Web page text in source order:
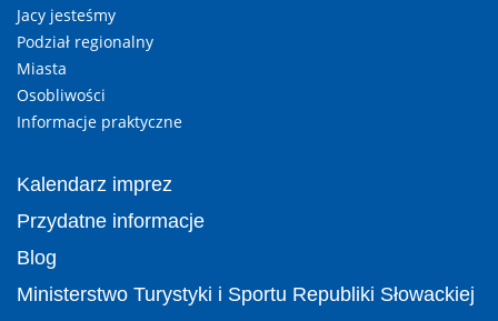
Jacy jesteśmy
Podział regionalny
Miasta
Osobliwości
Informacje praktyczne
Kalendarz imprez
Przydatne informacje
Blog
Ministerstwo Turystyki i Sportu Republiki Słowackiej